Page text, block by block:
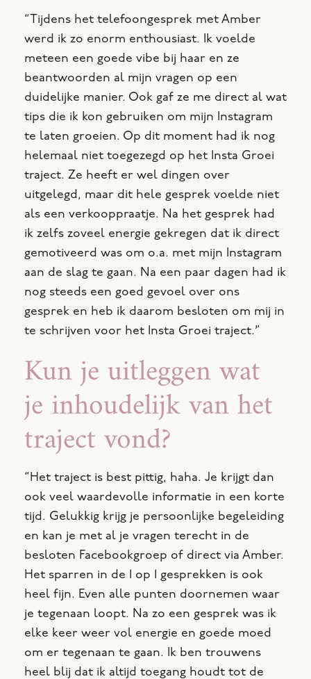
“Tijdens het telefoongesprek met Amber
werd ik zo enorm enthousiast. Ik voelde
meteen een goede vibe bij haar en ze
beantwoorden al mijn vragen op een
duidelijke manier. Ook gaf ze me direct al wat
tips die ik kon gebruiken om mijn Instagram
te laten groeien. Op dit moment had ik nog
helemaal niet toegezegd op het Insta Groei
traject. Ze heeft er wel dingen over
uitgelegd, maar dit hele gesprek voelde niet
als een verkooppraatje. Na het gesprek had
ik zelfs zoveel energie gekregen dat ik direct
gemotiveerd was om o.a. met mijn Instagram
aan de slag te gaan. Na een paar dagen had ik
nog steeds een goed gevoel over ons
gesprek en heb ik daarom besloten om mij in
te schrijven voor het Insta Groei traject.”
Kun je uitleggen wat
je inhoudelijk van het
traject vond?
“Het traject is best pittig, haha. Je krijgt dan
ook veel waardevolle informatie in een korte
tijd. Gelukkig krijg je persoonlijke begeleiding
en kan je met al je vragen terecht in de
besloten Facebookgroep of direct via Amber.
Het sparren in de 1 op 1 gesprekken is ook
heel fijn. Even alle punten doornemen waar
je tegenaan loopt. Na zo een gesprek was ik
elke keer weer vol energie en goede moed
om er tegenaan te gaan. Ik ben trouwens
heel blij dat ik altijd toegang houdt tot de